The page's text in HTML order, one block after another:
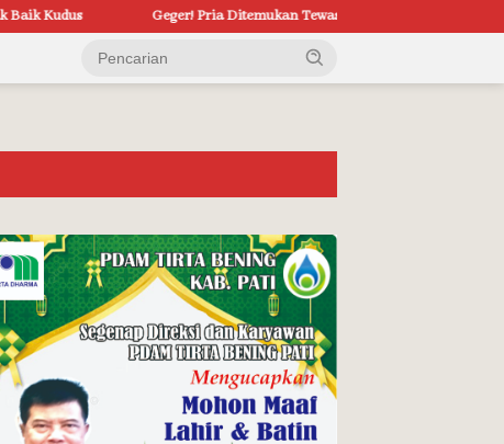
Geger! Pria Ditemukan Tewas di Dalam Mobil di Grobogan, Polisi